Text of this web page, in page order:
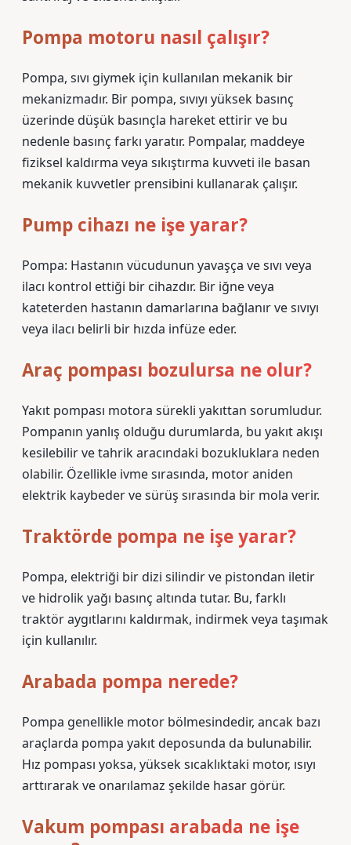
Pompa motoru nasıl çalışır?
Pompa, sıvı giymek için kullanılan mekanik bir
mekanizmadır. Bir pompa, sıvıyı yüksek basınç
üzerinde düşük basınçla hareket ettirir ve bu
nedenle basınç farkı yaratır. Pompalar, maddeye
fiziksel kaldırma veya sıkıştırma kuvveti ile basan
mekanik kuvvetler prensibini kullanarak çalışır.
Pump cihazı ne işe yarar?
Pompa: Hastanın vücudunun yavaşça ve sıvı veya
ilacı kontrol ettiği bir cihazdır. Bir iğne veya
kateterden hastanın damarlarına bağlanır ve sıvıyı
veya ilacı belirli bir hızda infüze eder.
Araç pompası bozulursa ne olur?
Yakıt pompası motora sürekli yakıttan sorumludur.
Pompanın yanlış olduğu durumlarda, bu yakıt akışı
kesilebilir ve tahrik aracındaki bozukluklara neden
olabilir. Özellikle ivme sırasında, motor aniden
elektrik kaybeder ve sürüş sırasında bir mola verir.
Traktörde pompa ne işe yarar?
Pompa, elektriği bir dizi silindir ve pistondan iletir
ve hidrolik yağı basınç altında tutar. Bu, farklı
traktör aygıtlarını kaldırmak, indirmek veya taşımak
için kullanılır.
Arabada pompa nerede?
Pompa genellikle motor bölmesindedir, ancak bazı
araçlarda pompa yakıt deposunda da bulunabilir.
Hız pompası yoksa, yüksek sıcaklıktaki motor, ısıyı
arttırarak ve onarılamaz şekilde hasar görür.
Vakum pompası arabada ne işe